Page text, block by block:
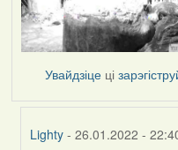
Увайдзіце ці
Lighty - 26.01.2022 -